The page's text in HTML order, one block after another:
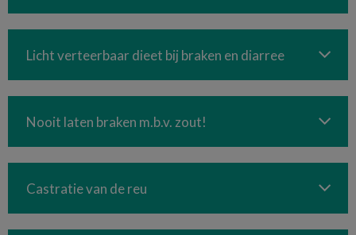
Licht verteerbaar dieet bij braken en diarree
Nooit laten braken m.b.v. zout!
Castratie van de reu